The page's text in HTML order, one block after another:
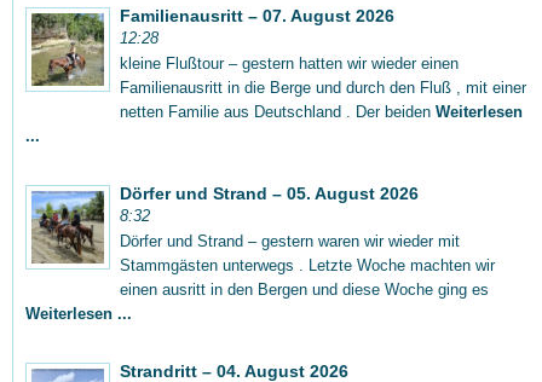
Familienausritt – 07. August 2026
12:28
kleine Flußtour – gestern hatten wir wieder einen
Familienausritt in die Berge und durch den Fluß , mit einer
netten Familie aus Deutschland . Der beiden Weiterlesen
...
Dörfer und Strand – 05. August 2026
8:32
Dörfer und Strand – gestern waren wir wieder mit
Stammgästen unterwegs . Letzte Woche machten wir
einen ausritt in den Bergen und diese Woche ging es
Weiterlesen ...
Strandritt – 04. August 2026